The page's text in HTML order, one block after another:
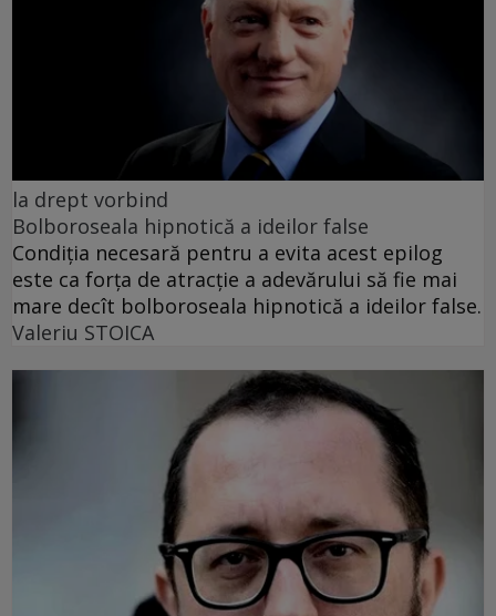
la drept vorbind
Bolboroseala hipnotică a ideilor false
Condiția necesară pentru a evita acest epilog
este ca forța de atracție a adevărului să fie mai
mare decît bolboroseala hipnotică a ideilor false.
Valeriu STOICA